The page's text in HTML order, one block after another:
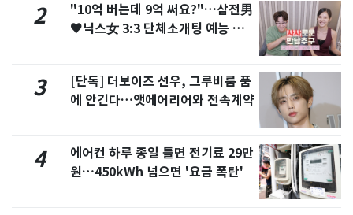
2
"10억 버는데 9억 써요?"…삼전男
♥닉스女 3:3 단체소개팅 예능 화
3
[단독] 더보이즈 선우, 그루비룸 품
에 안긴다…앳에어리어와 전속계약
4
에어컨 하루 종일 틀면 전기료 29만
원…450kWh 넘으면 '요금 폭탄'